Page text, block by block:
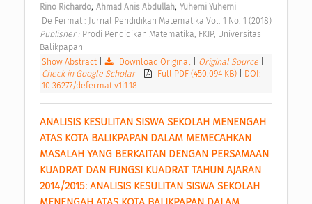
Rino Richardo; Ahmad Anis Abdullah; Yuherni Yuherni
Publisher : Prodi Pendidikan Matematika, FKIP, Universitas
Balikpapan
Show Abstract| Download Original Original Source
Check in Google Scholar
Full PDF (450.094 KB)
DOI:
10.36277/defermat.v1i1.18
ANALISIS KESULITAN SISWA SEKOLAH MENENGAH
ATAS KOTA BALIKPAPAN DALAM MEMECAHKAN
MASALAH YANG BERKAITAN DENGAN PERSAMAAN
KUADRAT DAN FUNGSI KUADRAT TAHUN AJARAN
2014/2015: ANALISIS KESULITAN SISWA SEKOLAH